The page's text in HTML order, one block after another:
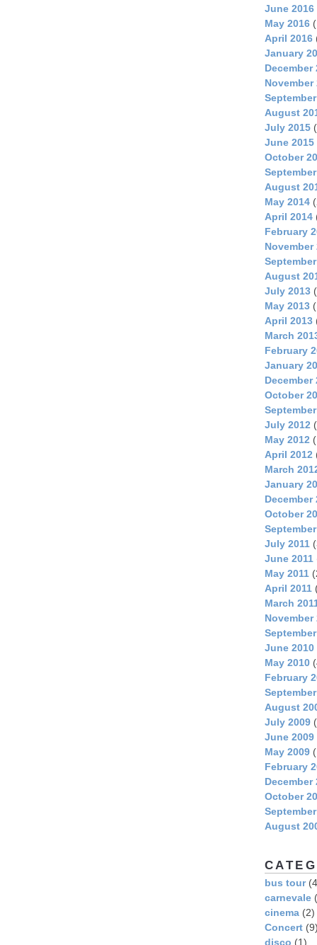
June 2016
May 2016
April 2016
January
December
November
August
July 2015
June 2015
October
August
May 2014
April 2014
February
November
August
July 2013
May 2013
April 2013
March
February
January
December
October
July 2012
May 2012
April 2012
March
January
December
October
July 2011
June 2011
May 2011
April 2011
March
November
June 2010
May 2010
February
August
July 2009
June 2009
May 2009
February
December
October
August
bus tour
carnevale
cinema (2)
Concert
disco (1)